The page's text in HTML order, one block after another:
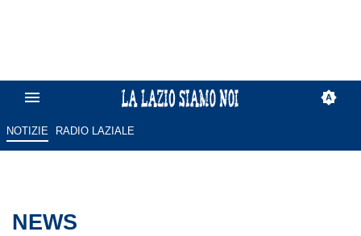
NOTIZIE RADIO LAZIALE
NEWS